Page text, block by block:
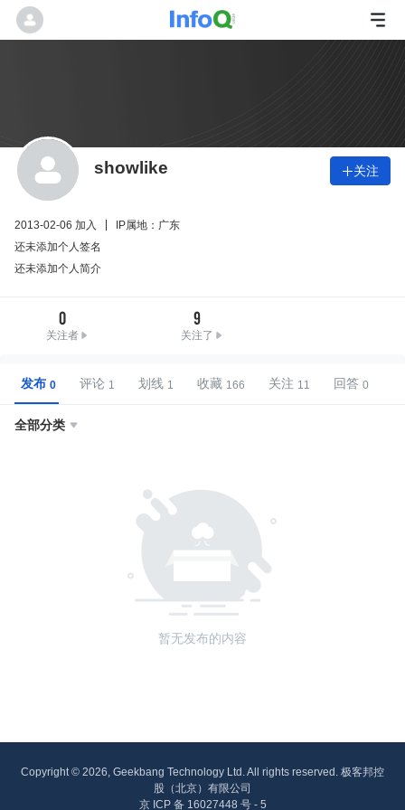
showlike 关注
2013-02-06 加入
IP属地：广东
还未添加个人签名
还未添加个人简介
0
关注者
9
关注了
发布 评论 划线 收藏 关注 回答
全部分类 
暂无发布的内容
Copyright © 2026, Geekbang Technology Ltd. All rights reserved. 极客邦控
股（北京）有限公司
京 ICP 备 16027448 号 - 5